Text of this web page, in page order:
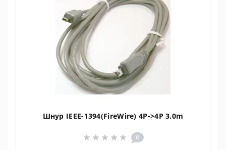
Шнур IEEE-1394(FireWire) 4P->4P 3.0m
0